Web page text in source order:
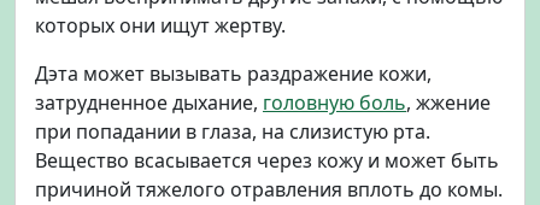
которых они ищут жертву.
Дэта может вызывать раздражение кожи,
затрудненное дыхание, головную боль, жжение
при попадании в глаза, на слизистую рта.
Вещество всасывается через кожу и может быть
причиной тяжелого отравления вплоть до комы.